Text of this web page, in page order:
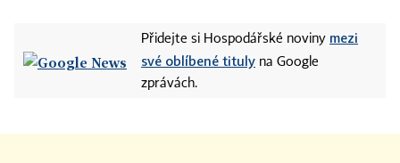
Přidejte si Hospodářské noviny mezi
své oblíbené tituly na Google
zprávách.